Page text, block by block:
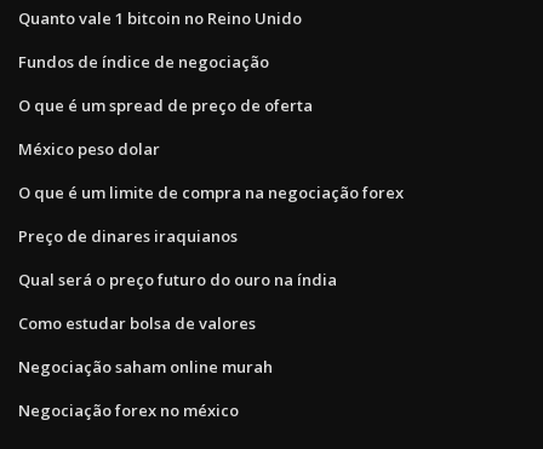
Quanto vale 1 bitcoin no Reino Unido
Fundos de índice de negociação
O que é um spread de preço de oferta
México peso dolar
O que é um limite de compra na negociação forex
Preço de dinares iraquianos
Qual será o preço futuro do ouro na índia
Como estudar bolsa de valores
Negociação saham online murah
Negociação forex no méxico